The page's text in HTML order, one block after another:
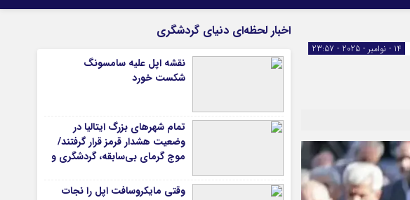
اینستاگرام
بانک و بیمه و فارکس
ارزدیجیتال
صنعت و تجارت و خدمات
اقتصاد گردشگری
14 - نوامبر - 2025 - 23:57
اخبار لحظه‌ای دنیای گردشگری
نقشه اپل علیه سامسونگ
شکست خورد
تمام شهرهای بزرگ ایتالیا در
وضعیت هشدار قرمز قرار گرفتند/
موج گرمای بی‌سابقه، گردشگری و
قرار داد
وقتی مایکروسافت اپل را نجات